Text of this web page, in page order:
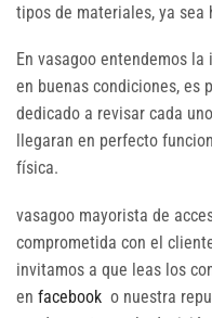
tipos de materiales, ya sea
En vasagoo entendemos
en buenas condiciones, es
dedicado a revisar cada
llegaran en perfecto
física.
vasagoo mayorista de
comprometida con el
invitamos a que leas los
en facebook o nuestra